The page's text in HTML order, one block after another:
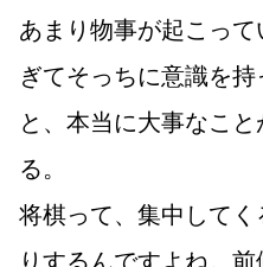
あまり物事が起こっ
ぎてそっちに意識を
と、本当に大事なこ
る。
将棋って、集中して
りするんですよね。